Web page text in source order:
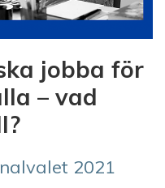
jobba för
– vad
2021